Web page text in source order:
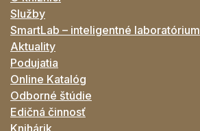
Služby
SmartLab – inteligentné laboratórium
Aktuality
Podujatia
Online Katalóg
Odborné štúdie
Edičná činnosť
Knihárik